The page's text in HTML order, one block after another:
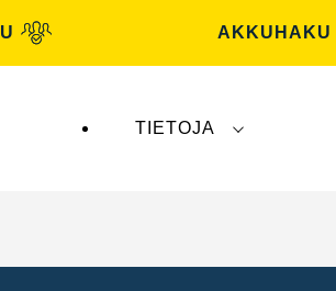
AKKUHAKU
TIETOJA